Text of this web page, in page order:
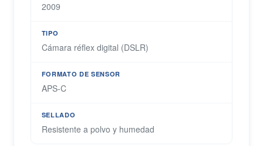
2009
TIPO
Cámara réflex digital (DSLR)
FORMATO DE SENSOR
APS-C
SELLADO
Resistente a polvo y humedad